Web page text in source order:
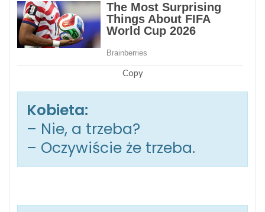
Copy
Kobieta:
– Nie, a trzeba?
– Oczywiście że trzeba.